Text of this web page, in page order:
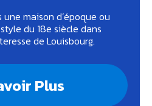
maison d’époque ou
du 18e siècle dans
de Louisbourg.
Plus